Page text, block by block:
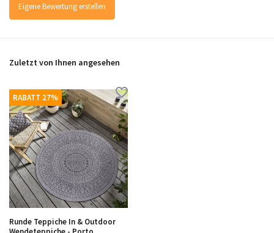
Eigene Bewertung erstellen
Zuletzt von Ihnen angesehen
RABATT 27%
Runde Teppiche In & Outdoor